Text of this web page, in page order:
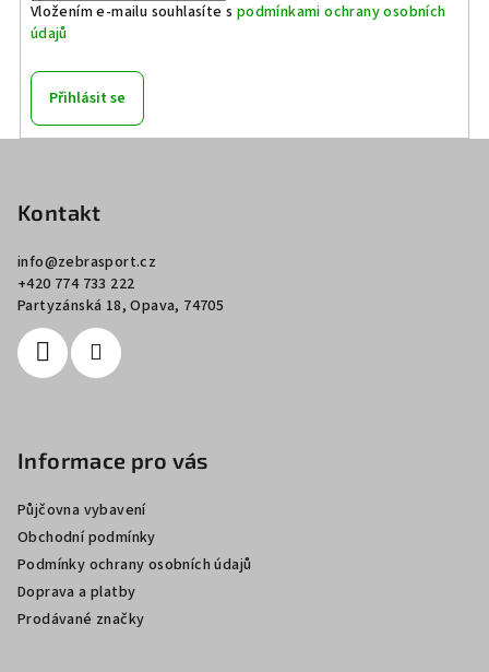
Vložením e-mailu souhlasíte s podmínkami ochrany osobních
údajů
Přihlásit se
Kontakt
info@zebrasport.cz
+420 774 733 222
Partyzánská 18, Opava, 74705
Informace pro vás
Půjčovna vybavení
Obchodní podmínky
Podmínky ochrany osobních údajů
Doprava a platby
Prodávané značky